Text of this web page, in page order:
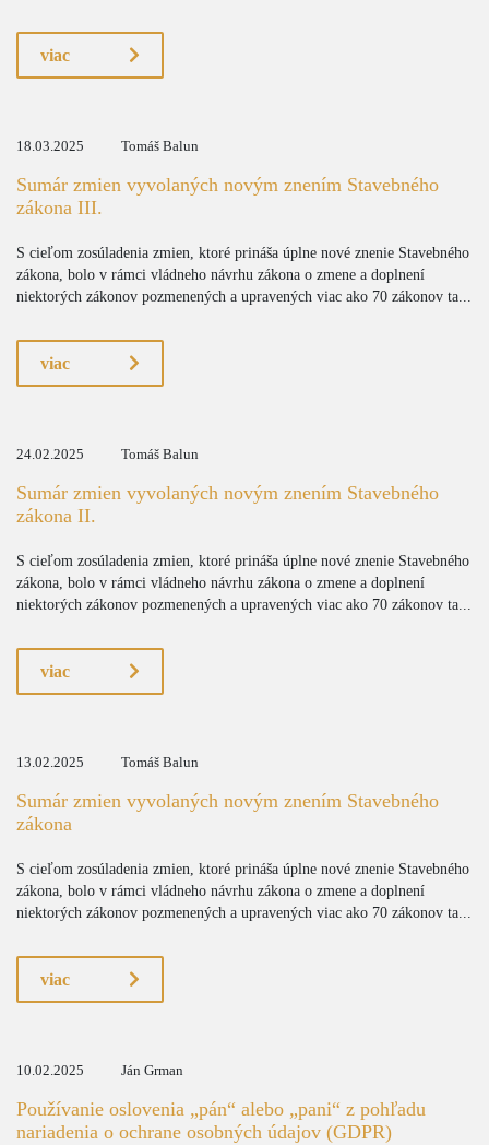
viac
18.03.2025 Tomáš Balun
Sumár zmien vyvolaných novým znením Stavebného
zákona III.
S cieľom zosúladenia zmien, ktoré prináša úplne nové znenie Stavebného
zákona, bolo v rámci vládneho návrhu zákona o zmene a doplnení
niektorých zákonov pozmenených a upravených viac ako 70 zákonov ta...
viac
24.02.2025 Tomáš Balun
Sumár zmien vyvolaných novým znením Stavebného
zákona II.
S cieľom zosúladenia zmien, ktoré prináša úplne nové znenie Stavebného
zákona, bolo v rámci vládneho návrhu zákona o zmene a doplnení
niektorých zákonov pozmenených a upravených viac ako 70 zákonov ta...
viac
13.02.2025 Tomáš Balun
Sumár zmien vyvolaných novým znením Stavebného
zákona
S cieľom zosúladenia zmien, ktoré prináša úplne nové znenie Stavebného
zákona, bolo v rámci vládneho návrhu zákona o zmene a doplnení
niektorých zákonov pozmenených a upravených viac ako 70 zákonov ta...
viac
10.02.2025 Ján Grman
Používanie oslovenia „pán“ alebo „pani“ z pohľadu
nariadenia o ochrane osobných údajov (GDPR)